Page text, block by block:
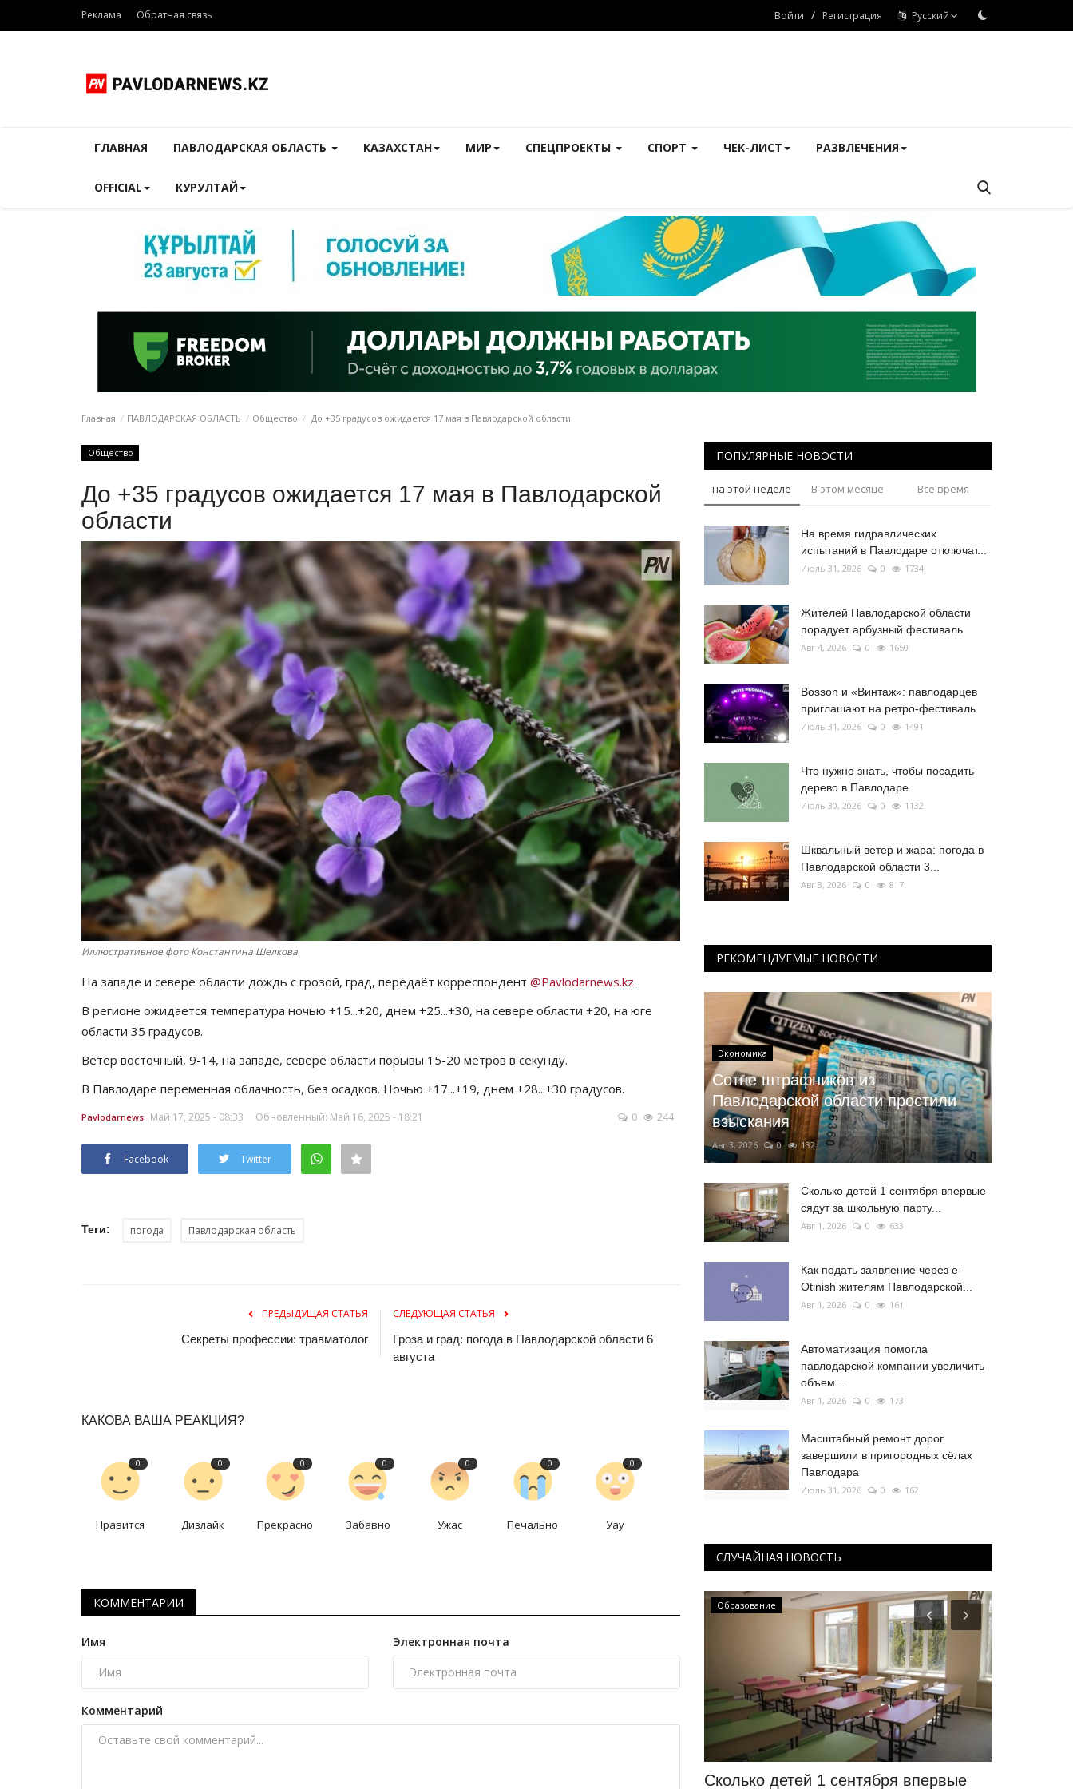
Реклама Обратная связь Войти / Регистрация Русский
ГЛАВНАЯ ПАВЛОДАРСКАЯ ОБЛАСТЬ КАЗАХСТАН МИР СПЕЦПРОЕКТЫ СПОРТ ЧЕК-ЛИСТ РАЗВЛЕЧЕНИЯ
OFFICIAL КУРУЛТАЙ
Главная ПАВЛОДАРСКАЯ ОБЛАСТЬ Общество До +35 градусов ожидается 17 мая в Павлодарской области
Общество
До +35 градусов ожидается 17 мая в Павлодарской
области
Иллюстративное фото Константина Шелкова
На западе и севере области дождь с грозой, град, передаёт корреспондент @Pavlodarnews.kz.
В регионе ожидается температура ночью +15...+20, днем +25...+30, на севере области +20, на юге
области 35 градусов.
Ветер восточный, 9-14, на западе, севере области порывы 15-20 метров в секунду.
В Павлодаре переменная облачность, без осадков. Ночью +17...+19, днем +28...+30 градусов.
Pavlodarnews Май 17, 2025 - 08:33 Обновленный: Май 16, 2025 - 18:21 0 244
Facebook Twitter
Теги: погода Павлодарская область
ПРЕДЫДУЩАЯ СТАТЬЯ
Секреты профессии: травматолог
СЛЕДУЮЩАЯ СТАТЬЯ
Гроза и град: погода в Павлодарской области 6
августа
КАКОВА ВАША РЕАКЦИЯ?
0
Нравится
0
Дизлайк
0
Прекрасно
0
Забавно
0
Ужас
0
Печально
0
Уау
КОММЕНТАРИИ
Имя Электронная почта
Комментарий
ПОПУЛЯРНЫЕ НОВОСТИ
на этой неделе В этом месяце Все время
На время гидравлических
испытаний в Павлодаре отключат...
Июль 31, 2026 0 1734
Жителей Павлодарской области
порадует арбузный фестиваль
Авг 4, 2026 0 1650
Bosson и «Винтаж»: павлодарцев
приглашают на ретро-фестиваль
Июль 31, 2026 0 1491
Что нужно знать, чтобы посадить
дерево в Павлодаре
Июль 30, 2026 0 1132
Шквальный ветер и жара: погода в
Павлодарской области 3...
Авг 3, 2026 0 817
РЕКОМЕНДУЕМЫЕ НОВОСТИ
Экономика
Сотне штрафников из
Павлодарской области простили
взыскания
Авг 3, 2026 0 132
Сколько детей 1 сентября впервые
сядут за школьную парту...
Авг 1, 2026 0 633
Как подать заявление через e-
Otinish жителям Павлодарской...
Авг 1, 2026 0 161
Автоматизация помогла
павлодарской компании увеличить
объем...
Авг 1, 2026 0 173
Масштабный ремонт дорог
завершили в пригородных сёлах
Павлодара
Июль 31, 2026 0 162
СЛУЧАЙНАЯ НОВОСТЬ
История одного памятника Образование
Сколько детей 1 сентября впервые